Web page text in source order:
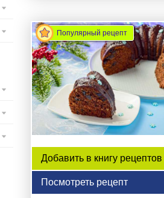
Популярный рецепт
Добавить в книгу рецептов
Посмотреть рецепт